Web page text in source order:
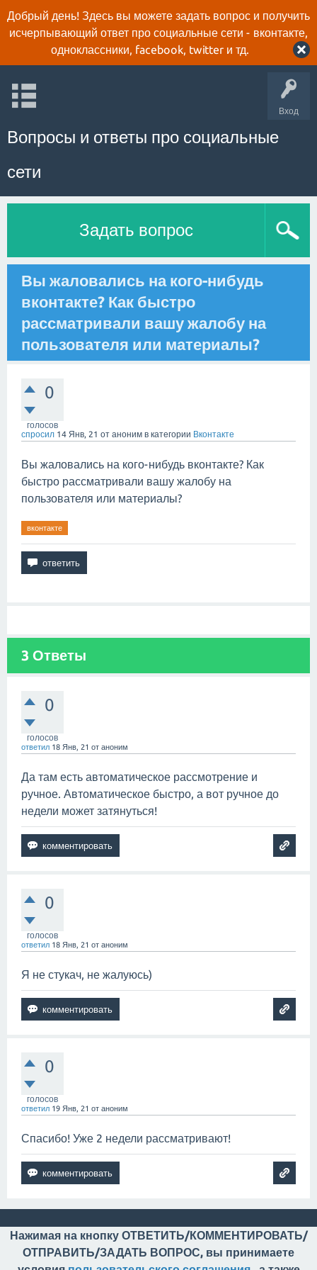
Добрый день! Здесь вы можете задать вопрос и получить
исчерпывающий ответ про социальные сети - вконтакте,
одноклассники, facebook, twitter и тд.
Вход
Вопросы и ответы про социальные
сети
Задать вопрос
Вы жаловались на кого-нибудь
вконтакте? Как быстро
рассматривали вашу жалобу на
пользователя или материалы?
0
голосов
спросил 14 Янв, 21 от аноним в категории Вконтакте
Вы жаловались на кого-нибудь вконтакте? Как
быстро рассматривали вашу жалобу на
пользователя или материалы?
вконтакте
3 Ответы
0
голосов
ответил 18 Янв, 21 от аноним
Да там есть автоматическое рассмотрение и
ручное. Автоматическое быстро, а вот ручное до
недели может затянуться!
0
голосов
ответил 18 Янв, 21 от аноним
Я не стукач, не жалуюсь)
0
голосов
ответил 19 Янв, 21 от аноним
Спасибо! Уже 2 недели рассматривают!
Нажимая на кнопку ОТВЕТИТЬ/КОММЕНТИРОВАТЬ/
ОТПРАВИТЬ/ЗАДАТЬ ВОПРОС, вы принимаете